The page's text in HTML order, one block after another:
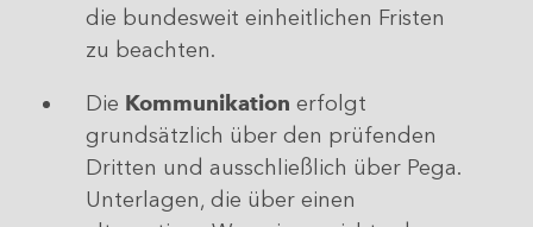
die bundesweit einheitlichen Fristen
zu beachten.
Die Kommunikation erfolgt
grundsätzlich über den prüfenden
Dritten und ausschließlich über Pega.
Unterlagen, die über einen